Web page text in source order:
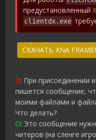
предустановленный
clientdx.exe
СКАЧАТЬ XNA
В: При присоединении
пишется сообщение,
моими файлами и
Что делать?
О: Это сообщение
читеров (на сленге